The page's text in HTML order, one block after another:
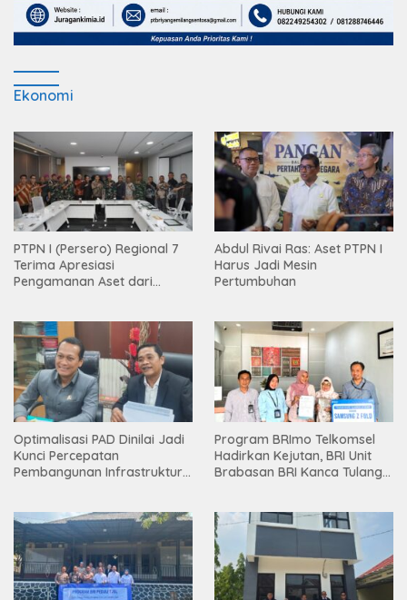
Ekonomi
PTPN I (Persero) Regional 7
Terima Apresiasi
Pengamanan Aset dari
Abdul Rivai Ras: Aset PTPN I
Harus Jadi Mesin
Pertumbuhan
Optimalisasi PAD Dinilai Jadi
Kunci Percepatan
Pembangunan Infrastruktur
Program BRImo Telkomsel
Hadirkan Kejutan, BRI Unit
Brabasan BRI Kanca Tulang
Mesuji